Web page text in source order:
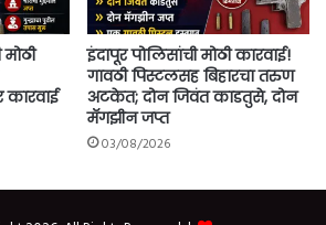
कारवाई
इंदापूर पोलिसांची मोठी कारवाई!
गावठी पिस्टलसह बिहारचा तरुण
अटकेत; दोन जिवंत काडतुसे, दोन
मॅगझीन जप्त
03/08/2026